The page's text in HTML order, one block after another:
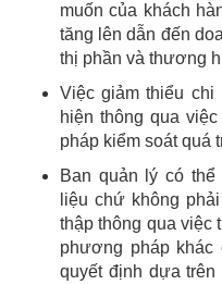
muốn của khách
tăng lên dẫn đến
thị phần và thương
Việc giảm thiểu
hiện thông qua
pháp kiểm soát quá
Ban quản lý có
liệu chứ không
thập thông qua việc
phương pháp khác
quyết định dựa